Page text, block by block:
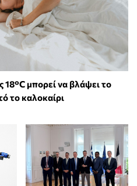
18°C μπορεί να βλάψει το
το καλοκαίρι